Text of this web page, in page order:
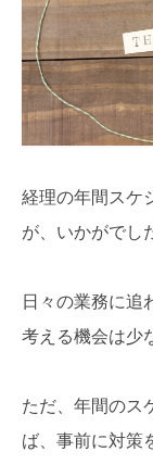
経理の年間スケ
が、いかがでし
日々の業務に追
考える機会は少
ただ、年間のス
ば、事前に対策